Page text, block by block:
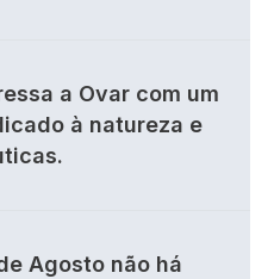
a Ovar com um
à natureza e
Agosto não há